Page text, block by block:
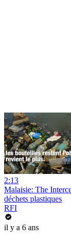
2:13
Malaisie: The
déchets plastiques
RFI
il y a 6 ans